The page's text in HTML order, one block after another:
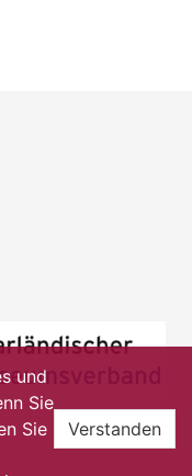
und
Sie
Sie
Verstanden